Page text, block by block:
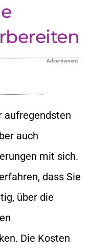
Advertisment
aufregendsten
auch
mit sich.
dass Sie
über die
Die Kosten